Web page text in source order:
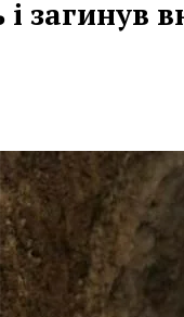
загинув